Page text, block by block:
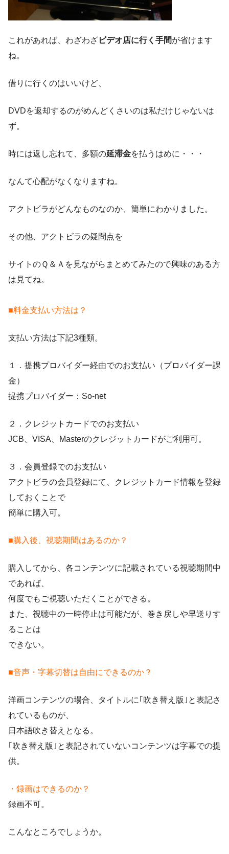
これがあれば、わざわざビデオ店に行く手間が省けます
ね。
借りに行くのはいいけど、
DVDを返却するのがめんどくさいのは私だけじゃないは
ず。
時には返し忘れて、多額の延滞金を払うはめに・・・
なんて心配がなくなりますね。
アクトビラがどんなものなのか、簡単にわかりました。
その他、アクトビラの疑問点を
サイトのＱ＆Ａを見ながらまとめてみたので興味のある方
は見てね。
■料金支払い方法は？
支払い方法は下記3種類。
１．提携プロバイダー経由でのお支払い（プロバイダー課
金）
提携プロバイダー：So-net
２．クレジットカードでのお支払い
JCB、VISA、Masterのクレジットカードがご利用可。
３．会員登録でのお支払い
アクトビラの会員登録にて、クレジットカード情報を登録
しておくことで
簡単に購入可。
■購入後、視聴期間はあるのか？
購入してから、各コンテンツに記載されている視聴期間中
であれば、
何度でもご視聴いただくことができる。
また、視聴中の一時停止は可能だが、巻き戻しや早送りす
ることは
できない。
■音声・字幕切替は自由にできるのか？
洋画コンテンツの場合、タイトルに｢吹き替え版｣と表記さ
れているものが、
日本語吹き替えとなる。
｢吹き替え版｣と表記されていないコンテンツは字幕での提
供。
・録画はできるのか？
録画不可。
こんなところでしょうか。